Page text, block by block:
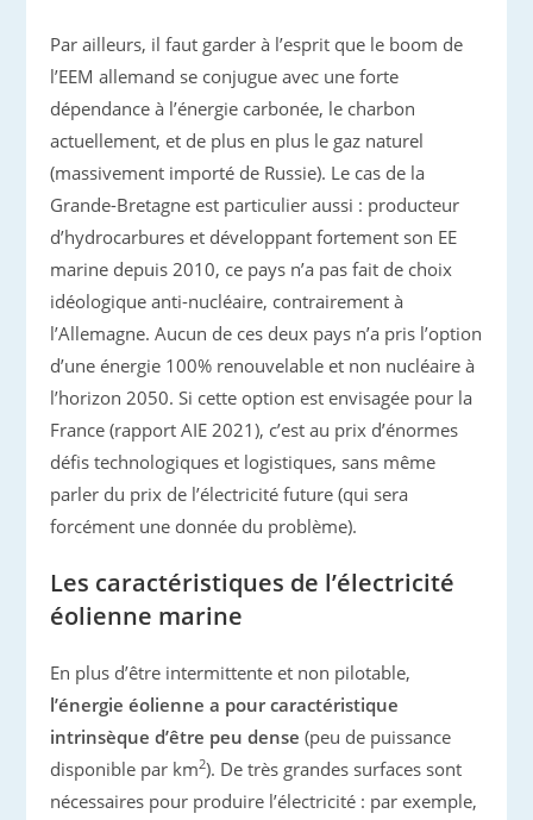
Par ailleurs, il faut garder à l’esprit que le boom de
l’EEM allemand se conjugue avec une forte
dépendance à l’énergie carbonée, le charbon
actuellement, et de plus en plus le gaz naturel
(massivement importé de Russie). Le cas de la
Grande-Bretagne est particulier aussi : producteur
d’hydrocarbures et développant fortement son EE
marine depuis 2010, ce pays n’a pas fait de choix
idéologique anti-nucléaire, contrairement à
l’Allemagne. Aucun de ces deux pays n’a pris l’option
d’une énergie 100% renouvelable et non nucléaire à
l’horizon 2050. Si cette option est envisagée pour la
France (rapport AIE 2021), c’est au prix d’énormes
défis technologiques et logistiques, sans même
parler du prix de l’électricité future (qui sera
forcément une donnée du problème).
Les caractéristiques de l’électricité
éolienne marine
En plus d’être intermittente et non pilotable,
l’énergie éolienne a pour caractéristique
intrinsèque d’être peu dense (peu de puissance
disponible par km2). De très grandes surfaces sont
nécessaires pour produire l’électricité : par exemple,